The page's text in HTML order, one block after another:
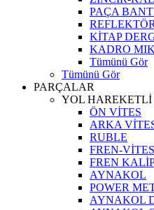
PAÇA
REFLEKTÖR
KİTAP
KADRO
Tümünü Gör
Tümünü Gör
PARÇALAR
YOL HAREKETLİ
ÖN VİTES
ARKA
RUBLE
FREN-
FREN
AYNAKOL
POWER
AYNAKOL